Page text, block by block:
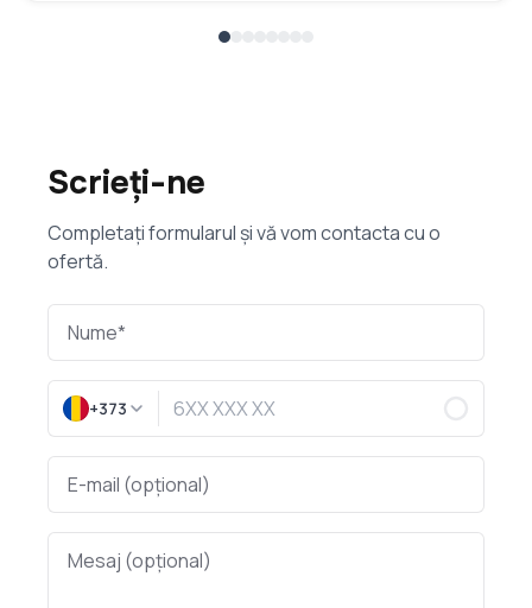
Scrieți-ne
Completați formularul și vă vom contacta cu o
ofertă.
+373